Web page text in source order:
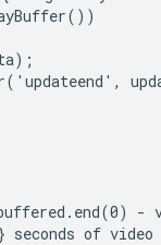
-
seconds of